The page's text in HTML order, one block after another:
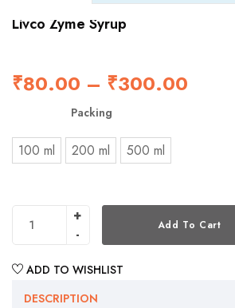
Livco Zyme Syrup
₹80.00 – ₹300.00
Packing
100 ml 200 ml 500 ml
Add To Cart
ADD TO WISHLIST
DESCRIPTION